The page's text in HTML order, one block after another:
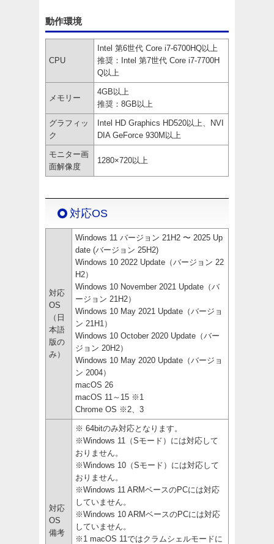
動作環境
CPU
Intel 第6世代 Core i7-6700HQ以上
推奨：Intel 第7世代 Core i7-7700H
Q以上
メモリー
4GB以上
推奨：8GB以上
グラフィッ
ク
Intel HD Graphics HD520以上、NVI
DIA GeForce 930M以上
モニター画
面解像度
1280×720以上
対応OS
対応
OS
（日
本語
版の
み）
Windows 11 バージョン 21H2 〜 2025 Up
date (バージョン 25H2)
Windows 10 2022 Update（バージョン 22
H2）
Windows 10 November 2021 Update（バ
ージョン 21H2）
Windows 10 May 2021 Update（バージョ
ン 21H1）
Windows 10 October 2020 Update（バー
ジョン 20H2）
Windows 10 May 2020 Update（バージョ
ン 2004）
macOS 26
macOS 11～15 ※1
Chrome OS ※2、3
対応
OS
備考
※ 64bitのみ対応となります。
※Windows 11（Sモード）には対応して
おりません。
※Windows 10（Sモード）には対応して
おりません。
※Windows 11 ARMベースのPCには対応
していません。
※Windows 10 ARMベースのPCには対応
していません。
※1 macOS 11ではクラムシェルモードに